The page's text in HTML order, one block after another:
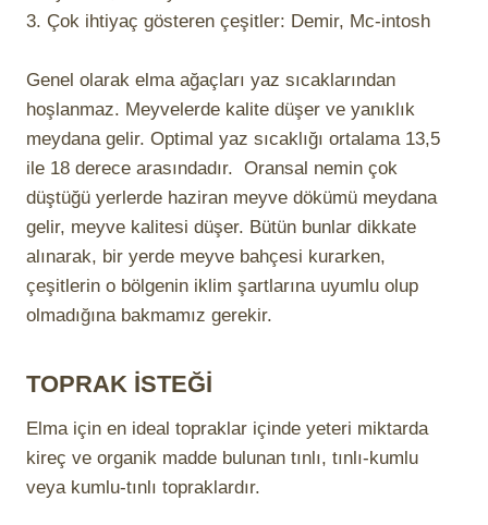
3. Çok ihtiyaç gösteren çeşitler: Demir, Mc-intosh
Genel olarak elma ağaçları yaz sıcaklarından
hoşlanmaz. Meyvelerde kalite düşer ve yanıklık
meydana gelir. Optimal yaz sıcaklığı ortalama 13,5
ile 18 derece arasındadır. Oransal nemin çok
düştüğü yerlerde haziran meyve dökümü meydana
gelir, meyve kalitesi düşer. Bütün bunlar dikkate
alınarak, bir yerde meyve bahçesi kurarken,
çeşitlerin o bölgenin iklim şartlarına uyumlu olup
olmadığına bakmamız gerekir.
TOPRAK İSTEĞİ
Elma için en ideal topraklar içinde yeteri miktarda
kireç ve organik madde bulunan tınlı, tınlı-kumlu
veya kumlu-tınlı topraklardır.